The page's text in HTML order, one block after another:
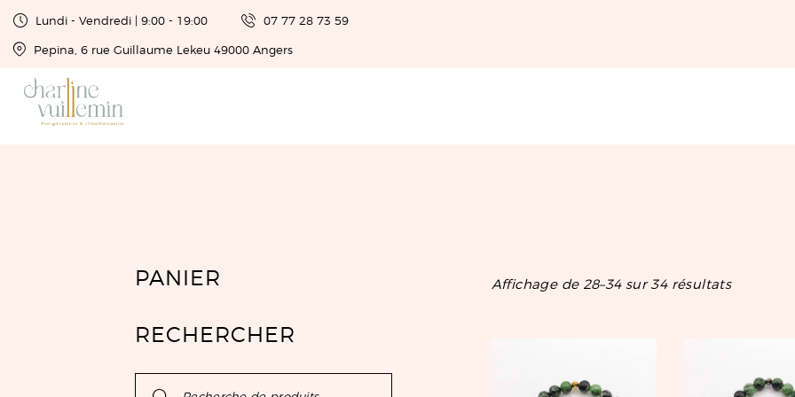
Lundi - Vendredi | 9:00 - 19:00 07 77 28 73 59
Pepina, 6 rue Guillaume Lekeu 49000 Angers
Affichage de 28–34 sur 34 résultats
PANIER
RECHERCHER